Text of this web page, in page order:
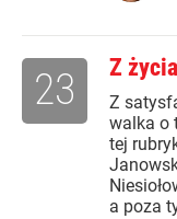
Z
Z
walka o
tej
a poza
23